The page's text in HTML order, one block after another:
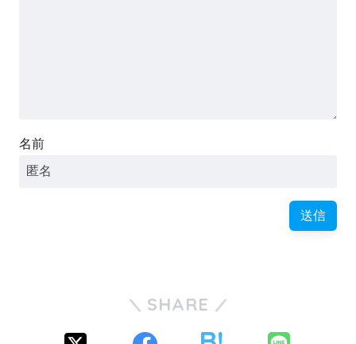
名前
SHARE